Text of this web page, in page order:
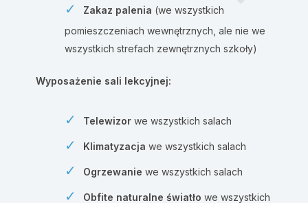
Zakaz palenia (we wszystkich
pomieszczeniach wewnętrznych, ale nie we
wszystkich strefach zewnętrznych szkoły)
Wyposażenie sali lekcyjnej:
Telewizor we wszystkich salach
Klimatyzacja we wszystkich salach
Ogrzewanie we wszystkich salach
Obfite naturalne światło we wszystkich